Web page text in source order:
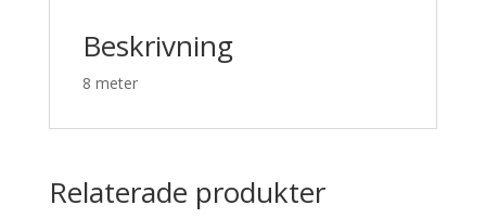
Beskrivning
8 meter
Relaterade produkter